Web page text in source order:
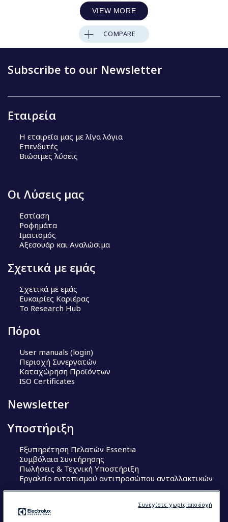
VIEW MORE
COMPARE
Subscribe to our Newsletter
Εταιρεία
Η εταιρεία μας με λίγα λόγια
Επενδυτές
Βιώσιμες λύσεις
Οι Λύσεις μας
Εστίαση
Ροφημάτα
Ιματισμός
Αξεσουάρ και Αναλώσιμα
Σχετικά με εμάς
Σχετικά με εμάς
Ευκαιρίες Καριέρας
Το Research Hub
Πόροι
User manuals (login)
Περιοχή Συνεργατών
Καταχώρηση Προϊόντων
ISO Certificates
Newsletter
Υποστήριξη
Εξυπηρέτηση Πελατών Essentia
Συμβόλαια Συντήρησης
Πωλήσεις & Τεχνική Υποστήριξη
Εργαλείο εντοπισμού αντιπροσώπου ανταλλακτικών
Συνεχίστε χωρίς αποδοχή